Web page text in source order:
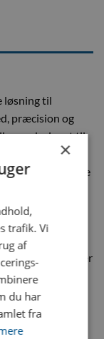
løsning til
præcision og
er designet til
der kræver høj
modstår hårde
i
Fra
Dyros produkter
så du kan
Vi sætter
alle vores
×
trafik. Vi
af
du har
fra